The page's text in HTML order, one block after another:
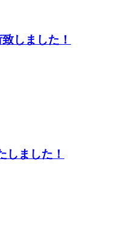
しました！
ました！